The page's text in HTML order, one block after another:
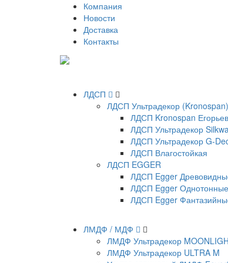
Компания
Новости
Доставка
Контакты
ЛДСП
ЛДСП Ультрадекор (Kronospan)
ЛДСП Kronospan
ЛДСП Ультрадекор
ЛДСП Ультрадекор G-
ЛДСП Влагостойкая
ЛДСП EGGER
ЛДСП Egger
ЛДСП Egger
ЛДСП Egger
ЛМДФ / МДФ
ЛМДФ Ультрадекор
ЛМДФ Ультрадекор ULTRA M